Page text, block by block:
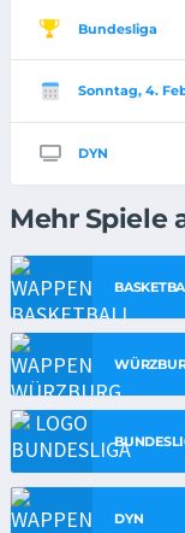
Bundesliga
Sonntag, 4.
DYN
Mehr Spiele
DYN